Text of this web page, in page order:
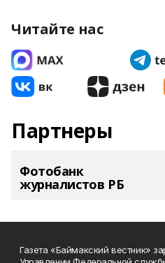
Читайте нас
Партнеры
Фотобанк
журналистов РБ
Газета «Баймакский вестник»